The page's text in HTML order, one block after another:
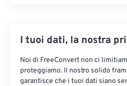
I tuoi dati, la nostra
Noi di FreeConvert non ci
proteggiamo. Il nostro solido
garantisce che i tuoi dati siano